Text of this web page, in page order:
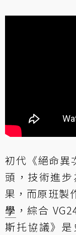
初代《絕命異
頭，技術進
果，而原班製
學 ，綜合
斯托協議》